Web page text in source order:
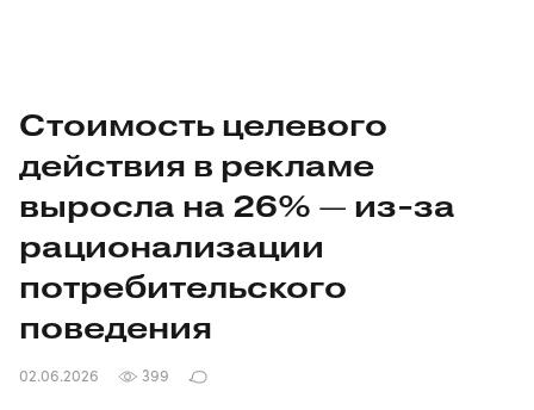
Стоимость целевого
действия в рекламе
выросла на 26% — из-за
рационализации
потребительского
поведения
02.06.2026 399